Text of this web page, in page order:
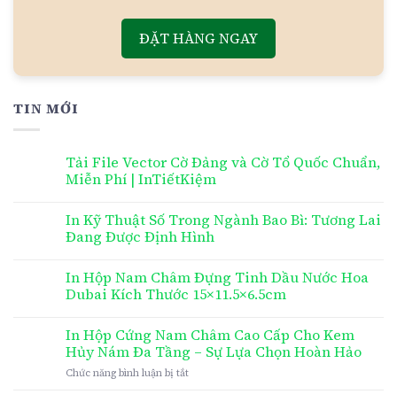
ĐẶT HÀNG NGAY
TIN MỚI
Tải File Vector Cờ Đảng và Cờ Tổ Quốc Chuẩn,
Miễn Phí | InTiếtKiệm
In Kỹ Thuật Số Trong Ngành Bao Bì: Tương Lai
Đang Được Định Hình
In Hộp Nam Châm Đựng Tinh Dầu Nước Hoa
Dubai Kích Thước 15×11.5×6.5cm
In Hộp Cứng Nam Châm Cao Cấp Cho Kem
Hủy Nám Đa Tầng – Sự Lựa Chọn Hoàn Hảo
Chức năng bình luận bị tắtở